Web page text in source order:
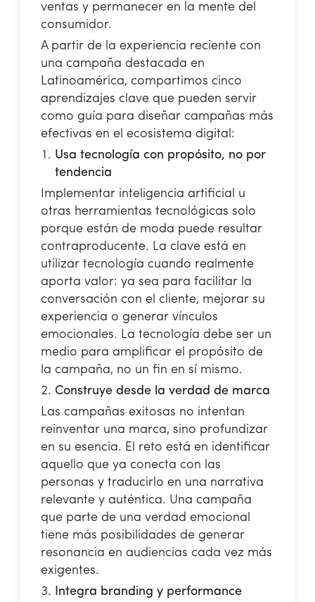
ventas y permanecer en la mente del
consumidor.
A partir de la experiencia reciente con
una campaña destacada en
Latinoamérica, compartimos cinco
aprendizajes clave que pueden servir
como guía para diseñar campañas más
efectivas en el ecosistema digital:
Usa tecnología con propósito, no por
tendencia
Implementar inteligencia artificial u
otras herramientas tecnológicas solo
porque están de moda puede resultar
contraproducente. La clave está en
utilizar tecnología cuando realmente
aporta valor: ya sea para facilitar la
conversación con el cliente, mejorar su
experiencia o generar vínculos
emocionales. La tecnología debe ser un
medio para amplificar el propósito de
la campaña, no un fin en sí mismo.
Construye desde la verdad de marca
Las campañas exitosas no intentan
reinventar una marca, sino profundizar
en su esencia. El reto está en identificar
aquello que ya conecta con las
personas y traducirlo en una narrativa
relevante y auténtica. Una campaña
que parte de una verdad emocional
tiene más posibilidades de generar
resonancia en audiencias cada vez más
exigentes.
Integra branding y performance